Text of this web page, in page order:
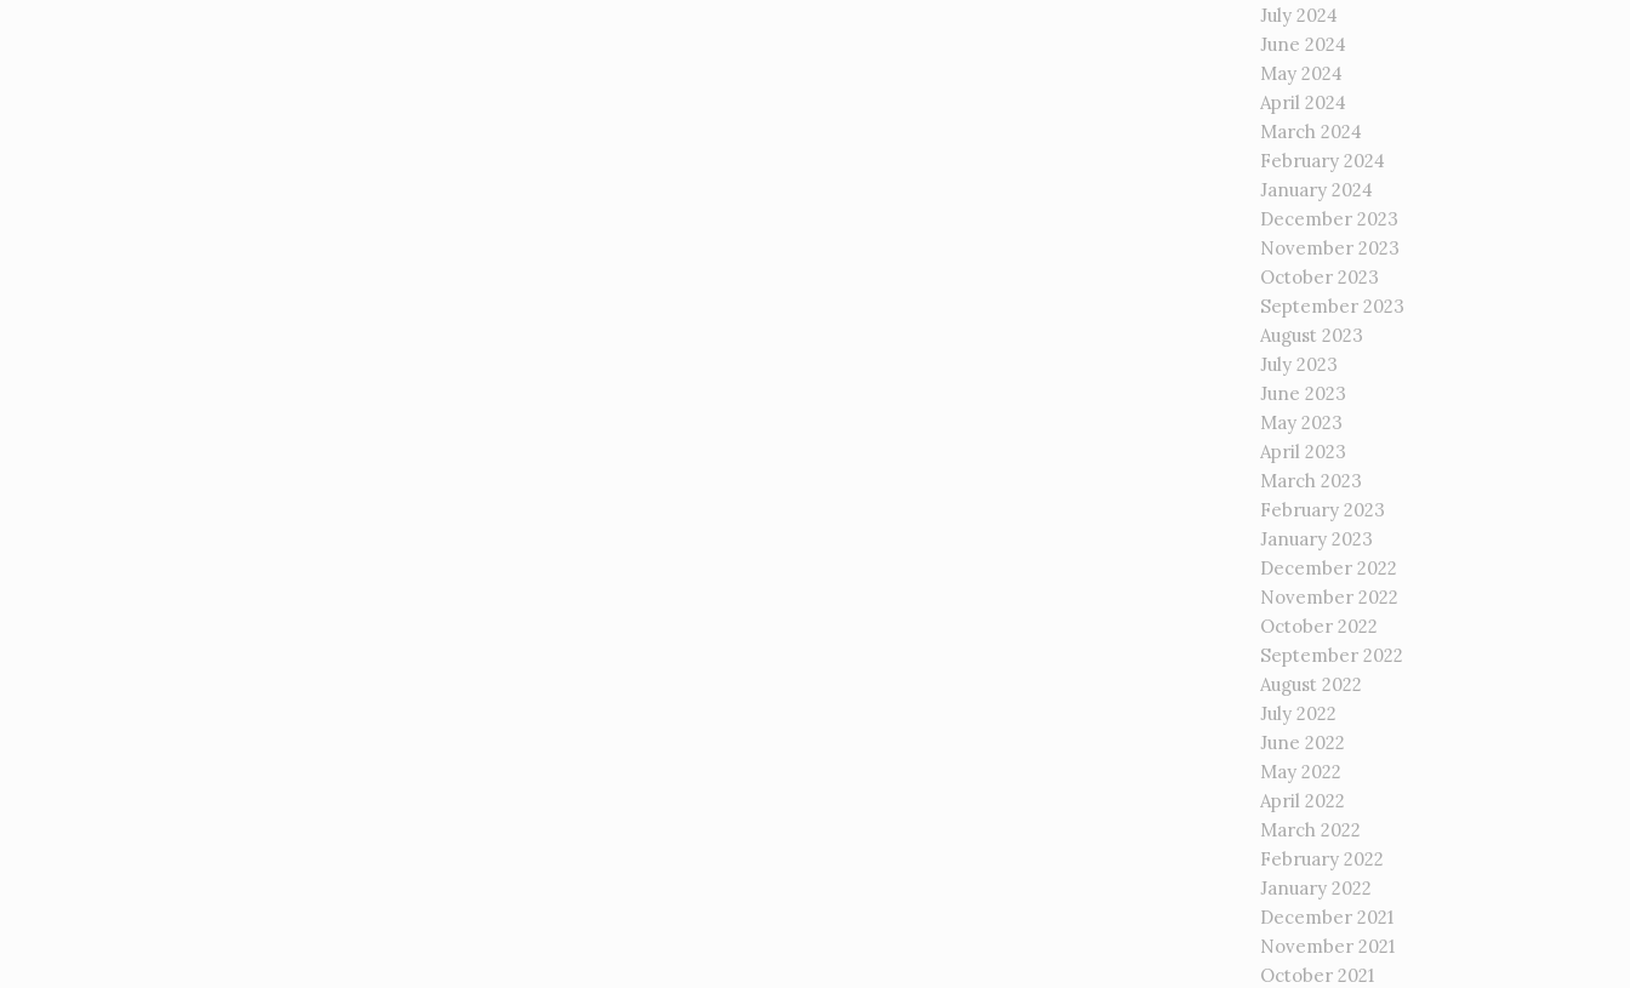
July 2024
June 2024
May 2024
April 2024
March 2024
February 2024
January 2024
December 2023
November 2023
October 2023
September 2023
August 2023
July 2023
June 2023
May 2023
April 2023
March 2023
February 2023
January 2023
December 2022
November 2022
October 2022
September 2022
August 2022
July 2022
June 2022
May 2022
April 2022
March 2022
February 2022
January 2022
December 2021
November 2021
October 2021